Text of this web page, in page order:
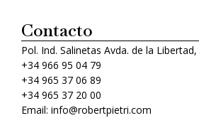
Contacto
Pol. Ind. Salinetas Avda. de la
+34 966 95 04 79
+34 965 37 06 89
+34 965 37 20 00
Email: info@robertpietri.com